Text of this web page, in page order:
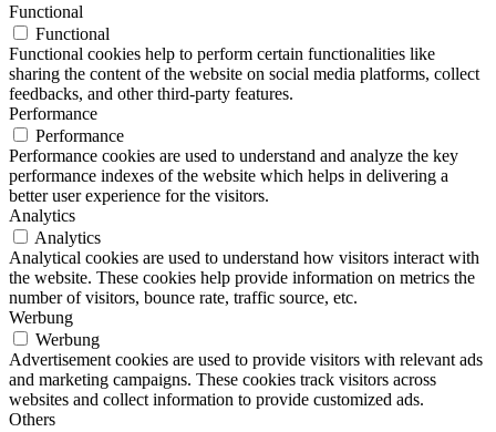
Functional
Functional
Functional cookies help to perform certain functionalities like
sharing the content of the website on social media platforms, collect
feedbacks, and other third-party features.
Performance
Performance
Performance cookies are used to understand and analyze the key
performance indexes of the website which helps in delivering a
better user experience for the visitors.
Analytics
Analytics
Analytical cookies are used to understand how visitors interact with
the website. These cookies help provide information on metrics the
number of visitors, bounce rate, traffic source, etc.
Werbung
Werbung
Advertisement cookies are used to provide visitors with relevant ads
and marketing campaigns. These cookies track visitors across
websites and collect information to provide customized ads.
Others